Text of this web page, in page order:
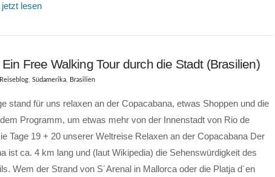
lesen
Free Walking Tour durch die Stadt (Brasilien)
Reiseblog, Südamerika, Brasilien
stand für uns relaxen an der Copacabana, etwas Shoppen und die
Programm, um etwas mehr von der Innenstadt von Rio de
Tage 19 + 20 unserer Weltreise Relaxen an der Copacabana Der
ist ca. 4 km lang und (laut Wikipedia) die Sehenswürdigkeit des
Wem der Strand von S´Arenal in Mallorca oder die Platja d´en